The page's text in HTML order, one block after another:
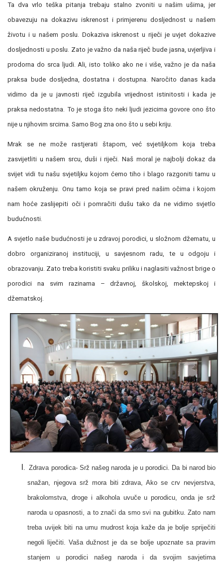
Ta dva vrlo teška pitanja trebaju stalno zvoniti u našim ušima, jer
obavezuju na dokazivu iskrenost i primjerenu dosljednost u našem
životu i u našem poslu. Dokaziva iskrenost u riječi je uvjet dokazive
dosljednosti u poslu. Zato je važno da naša riječ bude jasna, uvjerljiva i
prodorna do srca ljudi. Ali, isto toliko ako ne i više, važno je da naša
praksa bude dosljedna, dostatna i dostupna. Naročito danas kada
vidimo da je u javnosti riječ izgubila vrijednost istinitosti i kada je
praksa nedostatna. To je stoga što neki ljudi jezicima govore ono što
nije u njihovim srcima. Samo Bog zna ono što u sebi kriju.
Mrak se ne može rastjerati štapom, već svjetiljkom koja treba
zasvijetliti u našem srcu, duši i riječi. Naš moral je najbolji dokaz da
svijet vidi tu našu svjetiljku kojom ćemo tiho i blago razgoniti tamu u
našem okruženju. Onu tamo koja se pravi pred našim očima i kojom
nam hoće zaslijepiti oči i pomračiti dušu tako da ne vidimo svjetlo
budućnosti.
A svjetlo naše budućnosti je u zdravoj porodici, u složnom džematu, u
dobro organiziranoj instituciji, u savjesnom radu, te u odgoju i
obrazovanju. Zato treba koristiti svaku priliku i naglasiti važnost brige o
porodici na svim razinama – državnoj, školskoj, mektepskoj i
džematskoj.
Zdrava porodica-Srž našeg naroda je u porodici. Da bi narod bio
snažan, njegova srž mora biti zdrava, Ako se crv nevjerstva,
brakolomstva, droge i alkohola uvuče u porodicu, onda je srž
naroda u opasnosti, a to znači da smo svi na gubitku. Zato nam
treba uvijek biti na umu mudrost koja kaže da je bolje spriječiti
negoli liječiti. Vaša dužnost je da se bolje upoznate sa pravim
stanjem u porodici našeg naroda i da svojim savjetima